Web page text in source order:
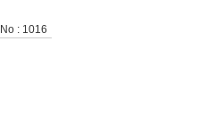
No : 1016